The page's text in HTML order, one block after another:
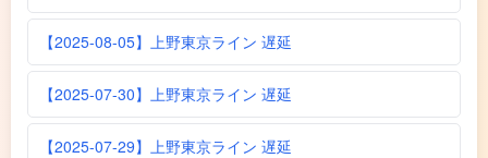
【2025-08-05】上野東京ライン 遅延
【2025-07-30】上野東京ライン 遅延
【2025-07-29】上野東京ライン 遅延